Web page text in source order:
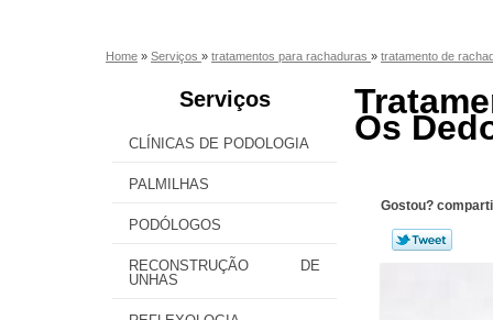
Home » Serviços » tratamentos para rachaduras » tratamento de
Serviços
CLÍNICAS DE PODOLOGIA
PALMILHAS
PODÓLOGOS
RECONSTRUÇÃO DE
UNHAS
Os
Gostou?